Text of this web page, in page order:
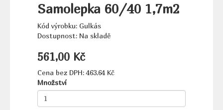
Samolepka 60/40 1,7m2
Kód výrobku: Gulkás
Dostupnost: Na skladě
561,00 Kč
Cena bez DPH: 463,64 Kč
Množství